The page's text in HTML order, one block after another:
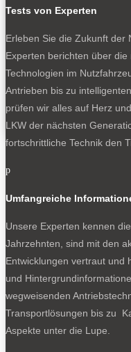
Tests von Experten
Erleben Sie die Zukunft der
Experten berichten über
Technologien im
Antrieben bis zu
prüfen wir alles auf Herz
LKW der nächsten
fortschrittliche Technik den
p
Umfangreiche
Unsere Experten kennen
Jahrzehnten, sind mit den
Entwicklungen vertraut und
und
wegweisenden
Transportlösungen bis zu
Aspekte unter die Lupe.